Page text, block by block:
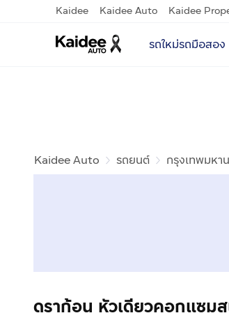
Kaidee Kaidee Auto Kaidee
รถใหม่รถมือสอง
Kaidee Auto รถยนต์ กรุงเทพมหา
ดราก้อน หัวเดียวคอกแซม